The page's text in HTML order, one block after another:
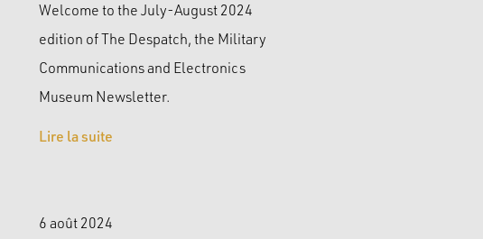
Welcome to the July-August 2024
edition of The Despatch, the Military
Communications and Electronics
Museum Newsletter.
Lire la suite
6 août 2024